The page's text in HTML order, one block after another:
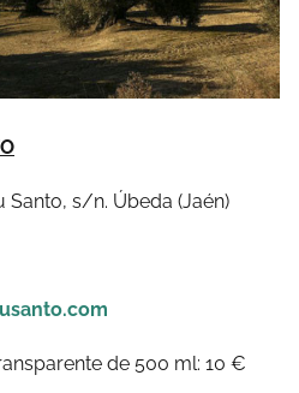
Santo, s/n. Úbeda (Jaén)
de 500 ml: 10 €